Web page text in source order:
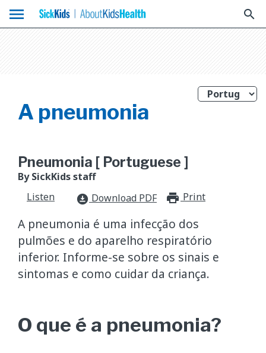
menu search
A pneumonia
Pneumonia [ Portuguese ]
By SickKids staff
Listen
download_for_offline Download PDF Print
A pneumonia é uma infecção dos
pulmões e do aparelho respiratório
inferior. Informe-se sobre os sinais e
sintomas e como cuidar da criança.
O que é a pneumonia?